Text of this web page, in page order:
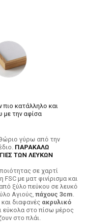
πιο κατάλληλο και
με την αφίσα
γύρω από την
ΠΑΡΑΚΑΛΩ
ΤΩΝ ΛΕΥΚΩΝ
σε χαρτί
με ματ φινίρισμα και
από ξύλο πεύκου σε λευκό
Αγιούς, πάχους 3cm.
διαφανές ακρυλικό
εύκολα στο πίσω μέρος
στο πλάι.